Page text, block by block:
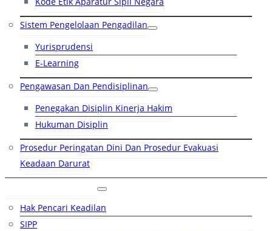
Sistem Pengelolaan Pengadilan
Yurisprudensi
E-Learning
Pengawasan Dan Pendisiplinan
Penegakan Disiplin Kinerja Hakim
Hukuman Disiplin
Prosedur Peringatan Dini Dan Prosedur Evakuasi
Keadaan Darurat
Hak Pencari Keadilan
SIPP